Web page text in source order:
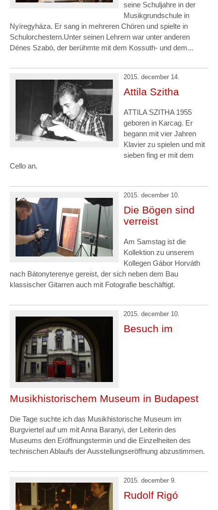
seine Schuljahre in der
Musikgrundschule in
Nyíregyháza. Er sang in mehreren Chören und spielte in
Schulorchestern.Unter seinen Lehrern war unter anderen
Dénes Szabó, der berühmte mit dem Kossuth- und dem...
2015. december 14.
Attila Szitha
ATTILA SZITHA 1955
geboren in Karcag. Er
begann mit vier Jahren
Klavier zu spielen und mit
sieben fing er mit dem
Cello an.
2015. december 10.
Die Bögen sind
verreist
Am Samstag ist die
Kollektion zu unserem
Kollegen Gábor Horváth
nach Bátonyterenye gereist, der sich neben dem Bau
klassischer Gitarren auch mit Fotografie beschäftigt.
2015. december 10.
Besuch im
Musikhistorischem Museum in Budapest
Die Tage suchte ich das Musikhistorische Museum im
Burgviertel auf um mit Anna Baranyi, der Leiterin des
Museums den Eröffnungstermin und die Einzelheiten des
technischen Ablaufs der Ausstellungseröffnung abzustimmen.
2015. december 9.
Rudolf Rigó